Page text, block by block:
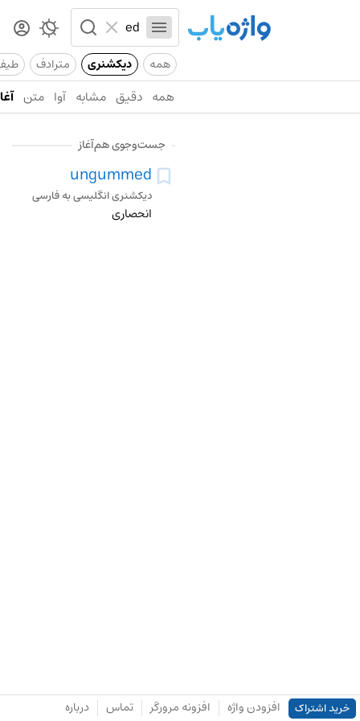
همه دیکشنری مترادف
همه دقیق مشابه آوا متن
جست‌وجوی هم‌آغاز
ungummed
دیکشنری انگلیسی به فارسی
انحصاری
خرید اشتراک افزودن واژه افزونه مرورگر تماس درباره